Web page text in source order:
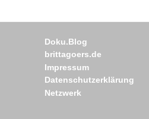
Doku.Blog
brittagoers.de
Impressum
Datenschutzerklärung
Netzwerk